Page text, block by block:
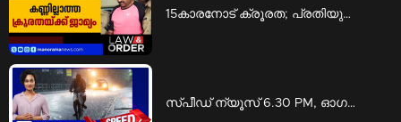
15കാരനോട് ക്രൂരത; പ്രതിയുടെ ശിക്ഷ മരവിപ്പിച്ചു, ജാമ്യവും | Law and Order
സ്പീഡ് ന്യൂസ് 6.30 PM, ഓഗസ്റ്റ് 05, 2026 | Speed News